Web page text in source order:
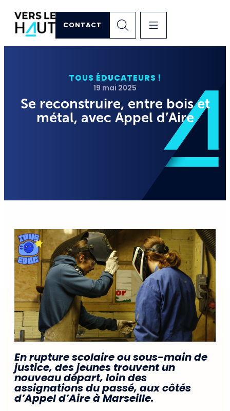
CONTACT
TOUS ÉDUCATEURS !
19 mai 2025
Se reconstruire, entre bois et
métal, avec Appel d’Aire
En rupture scolaire ou sous-main de
justice, des jeunes trouvent un
nouveau départ, loin des
assignations du passé, aux côtés
d’Appel d’Aire à Marseille.